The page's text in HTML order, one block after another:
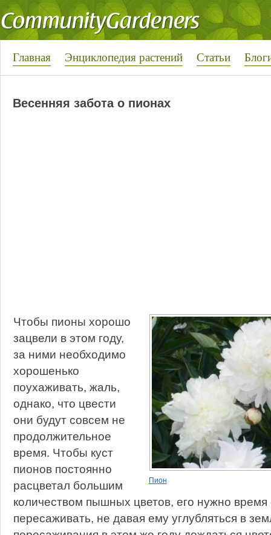
Главная Энциклопедия растений Статьи
Весенняя забота о пионах
Пион
Чтобы пионы хорошо
зацвели в этом году,
за ними необходимо
хорошенько
поухаживать, жаль,
однако, что цвести
они будут совсем не
продолжительное
время. Чтобы куст
пионов постоянно
расцветал большим
количеством пышных цветов, его нужно
пересаживать, не давая ему углубляться в